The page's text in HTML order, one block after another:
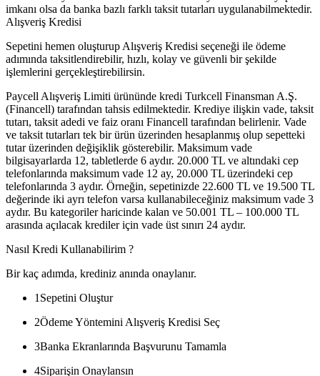
imkanı olsa da banka bazlı farklı taksit tutarları uygulanabilmektedir.
Alışveriş Kredisi
Sepetini hemen oluşturup Alışveriş Kredisi seçeneği ile ödeme
adımında taksitlendirebilir, hızlı, kolay ve güvenli bir şekilde
işlemlerini gerçekleştirebilirsin.
Paycell Alışveriş Limiti ürününde kredi Turkcell Finansman A.Ş.
(Financell) tarafından tahsis edilmektedir. Krediye ilişkin vade, taksit
tutarı, taksit adedi ve faiz oranı Financell tarafından belirlenir. Vade
ve taksit tutarları tek bir ürün üzerinden hesaplanmış olup sepetteki
tutar üzerinden değişiklik gösterebilir. Maksimum vade
bilgisayarlarda 12, tabletlerde 6 aydır. 20.000 TL ve altındaki cep
telefonlarında maksimum vade 12 ay, 20.000 TL üzerindeki cep
telefonlarında 3 aydır. Örneğin, sepetinizde 22.600 TL ve 19.500 TL
değerinde iki ayrı telefon varsa kullanabileceğiniz maksimum vade 3
aydır. Bu kategoriler haricinde kalan ve 50.001 TL – 100.000 TL
arasında açılacak krediler için vade üst sınırı 24 aydır.
Nasıl Kredi Kullanabilirim ?
Bir kaç adımda, krediniz anında onaylanır.
1 Sepetini Oluştur
2Ödeme Yöntemini Alışveriş Kredisi Seç
3Banka Ekranlarında Başvurunu Tamamla
4Siparişin Onaylansın